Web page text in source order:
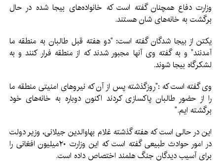
وزارت دفاع همچنان گفته است که خانواده‌های بیجا شده در حال
برگشت به خانه‌های شان هستند.
یکتن از بیجا شدگان گفته است: “دو هفته قبل طالبان به منطقه ما
آمدنند” و به گفته وی آنها مجبور شدند که از منطقه فرار کنند و به
لشکرگاه بیجا شوند.
وی گفته است که :”روزگذشته پس از آن که نیروهای امنیتی منطقه ما
را از حضور طالبان پاکسازی کردند اکنون دوباره به خانه‌های خود
برگشته ایم.”
این در حالی است که هفته گذشته غلام بهاوالدین جیلانی، وزیر دولت
در امور حوادث طبیعی گفته است که این وزارت ۲۰میلیون افغانی را
برای آسیب دیدگان جنگ هلمند اختصاص داده است.